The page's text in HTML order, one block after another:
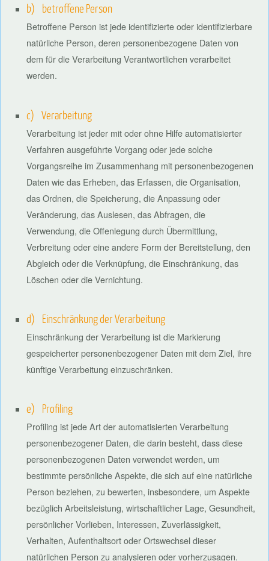
b) betroffene Person
Betroffene Person ist jede identifizierte oder identifizierbare
natürliche Person, deren personenbezogene Daten von
dem für die Verarbeitung Verantwortlichen verarbeitet
werden.
c) Verarbeitung
Verarbeitung ist jeder mit oder ohne Hilfe automatisierter
Verfahren ausgeführte Vorgang oder jede solche
Vorgangsreihe im Zusammenhang mit personenbezogenen
Daten wie das Erheben, das Erfassen, die Organisation,
das Ordnen, die Speicherung, die Anpassung oder
Veränderung, das Auslesen, das Abfragen, die
Verwendung, die Offenlegung durch Übermittlung,
Verbreitung oder eine andere Form der Bereitstellung, den
Abgleich oder die Verknüpfung, die Einschränkung, das
Löschen oder die Vernichtung.
d) Einschränkung der Verarbeitung
Einschränkung der Verarbeitung ist die Markierung
gespeicherter personenbezogener Daten mit dem Ziel, ihre
künftige Verarbeitung einzuschränken.
e) Profiling
Profiling ist jede Art der automatisierten Verarbeitung
personenbezogener Daten, die darin besteht, dass diese
personenbezogenen Daten verwendet werden, um
bestimmte persönliche Aspekte, die sich auf eine natürliche
Person beziehen, zu bewerten, insbesondere, um Aspekte
bezüglich Arbeitsleistung, wirtschaftlicher Lage, Gesundheit,
persönlicher Vorlieben, Interessen, Zuverlässigkeit,
Verhalten, Aufenthaltsort oder Ortswechsel dieser
natürlichen Person zu analysieren oder vorherzusagen.